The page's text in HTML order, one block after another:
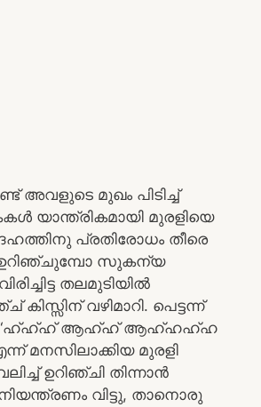
അവളുടെ മുഖം പിടിച്ച്
മുരളിയെ
പ്രതിരോധം തീരെ
ഉറിഞ്ചുമ്പോ സുകന്യ
തലമുടിയിൽ
വഴിമാറി. പെട്ടന്ന്
“ഹ്ഹ്ഹ് ആഹ്ഹ് ആഹ്ഹഹ്ഹ
മനസിലാക്കിയ മുരളി
ഉറിഞ്ചി തിന്നാൻ
വിട്ടു, താനൊരു